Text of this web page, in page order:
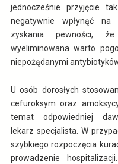
jednocześnie przyjęcie
negatywnie wpłynąć
zyskania pewności,
wyeliminowana warto
niepożądanymi
U osób dorosłych
cefuroksym oraz
temat odpowiedniej
lekarz specjalista. W
szybkiego rozpoczęcia
prowadzenie